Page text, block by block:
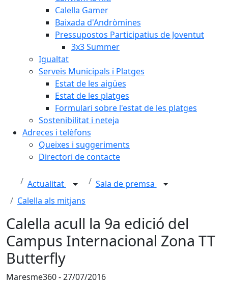
Calella Gamer
Baixada d'Andròmines
Pressupostos Participatius de Joventut
3x3 Summer
Igualtat
Serveis Municipals i Platges
Estat de les aigües
Estat de les platges
Formulari sobre l'estat de les platges
Sostenibilitat i neteja
Adreces i telèfons
Queixes i suggeriments
Directori de contacte
Actualitat
Sala de premsa
Calella als mitjans
Calella acull la 9a edició del
Campus Internacional Zona TT
Butterfly
Maresme360 - 27/07/2016